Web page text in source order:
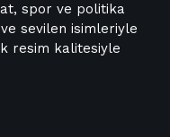
spor ve politika
sevilen isimleriyle
resim kalitesiyle